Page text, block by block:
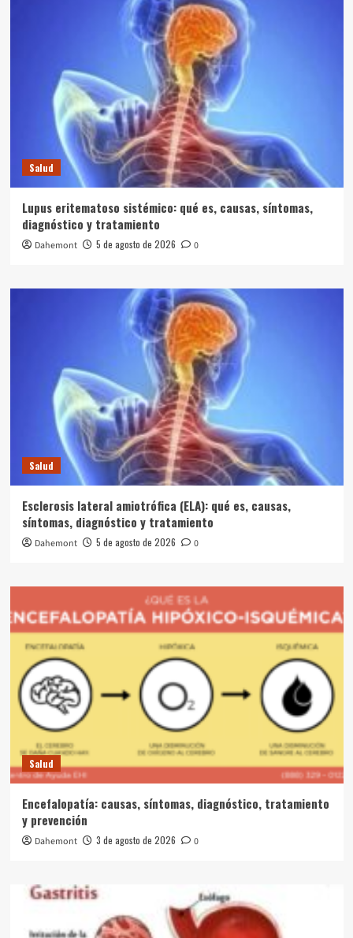
Salud
Lupus eritematoso sistémico: qué es, causas, síntomas,
diagnóstico y tratamiento
Dahemont 5 de agosto de 2026 0
Salud
Esclerosis lateral amiotrófica (ELA): qué es, causas,
síntomas, diagnóstico y tratamiento
Dahemont 5 de agosto de 2026 0
Salud
Encefalopatía: causas, síntomas, diagnóstico, tratamiento
y prevención
Dahemont 3 de agosto de 2026 0